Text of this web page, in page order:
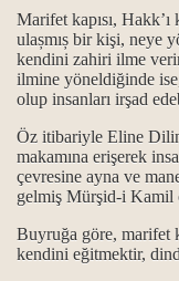
Marifet kapısı,
ulașmıș bir kişi, neye
kendini zahiri ilme
ilmine yöneldiğinde
olup insanları irşad
Öz itibariyle Eline
makamına erişerek
çevresine ayna ve
gelmiş Mürşid-i Kamil
Buyruğa göre, marifet
kendini eğitmektir,
ve Dar
kavramları